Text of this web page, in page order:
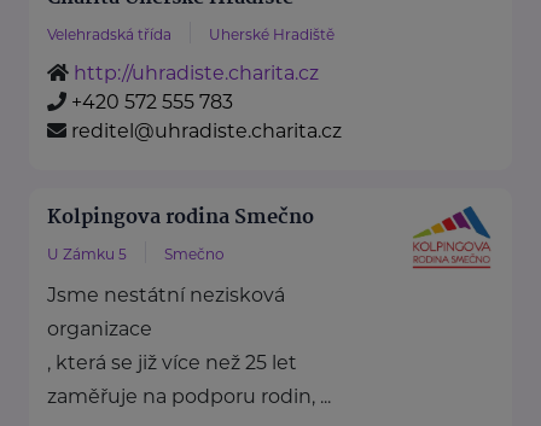
Velehradská třída Uherské Hradiště
http://uhradiste.charita.cz
+420 572 555 783
reditel@uhradiste.charita.cz
Kolpingova rodina Smečno
U Zámku 5 Smečno
Jsme nestátní nezisková
organizace
, která se již více než 25 let
zaměřuje na podporu rodin, ...